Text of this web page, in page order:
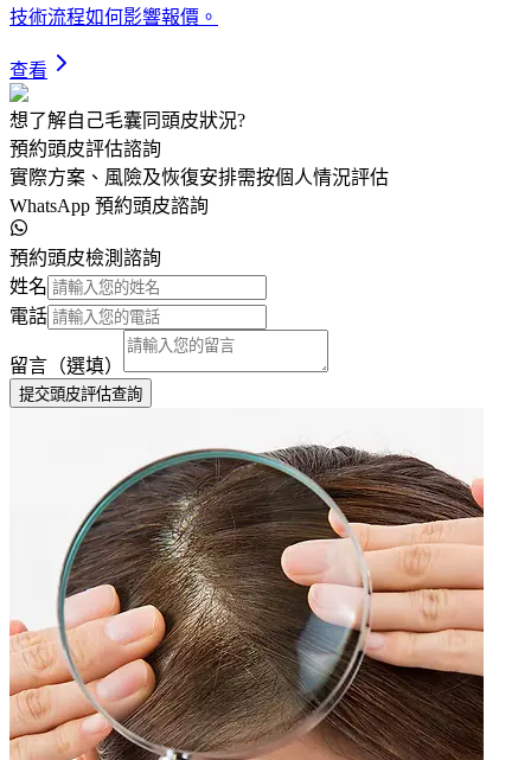
技術流程如何影響報價。
查看
想了解自己毛囊同頭皮狀況?
預約頭皮評估諮詢
實際方案、風險及恢復安排需按個人情況評估
WhatsApp 預約頭皮諮詢
預約頭皮檢測諮詢
姓名
電話
留言（選填）
提交頭皮評估查詢